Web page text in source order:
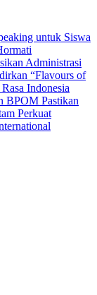
untuk Siswa
Administrasi
“Flavours of
Indonesia
BPOM Pastikan
Perkuat